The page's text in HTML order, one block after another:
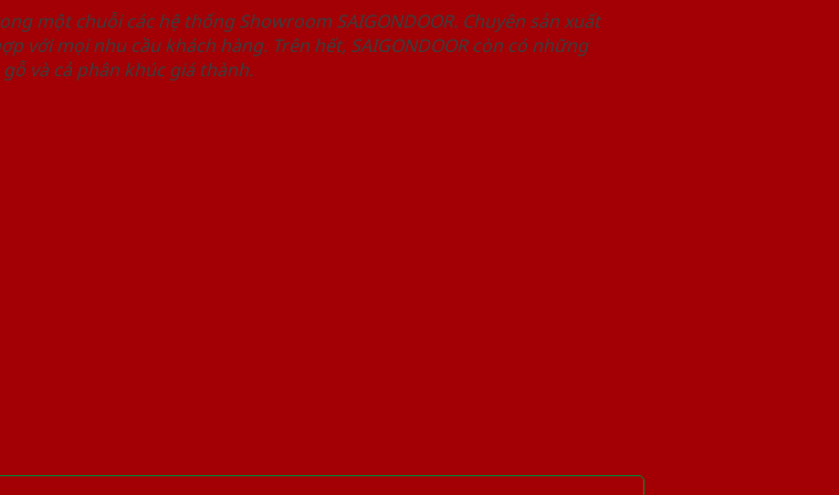
một chuỗi các hệ thống Showroom SAIGONDOOR. Chuyên sản xuất
mọi nhu cầu khách hàng. Trên hết, SAIGONDOOR còn có những
và cả phân khúc giá thành.